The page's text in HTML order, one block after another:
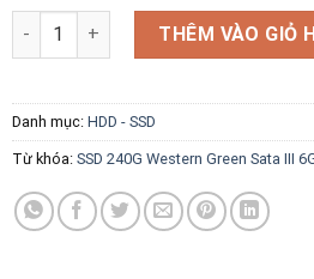
SSD 240G Western Green Sata III
THÊM VÀO GIỎ
Danh mục: HDD - SSD
Từ khóa: SSD 240G Western Green Sata III